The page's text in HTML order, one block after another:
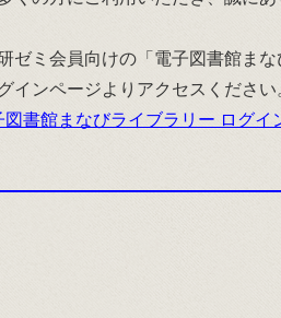
ゼミ会員向けの「電子図書館ま
インページよりアクセスください
図書館まなびライブラリー ログイ